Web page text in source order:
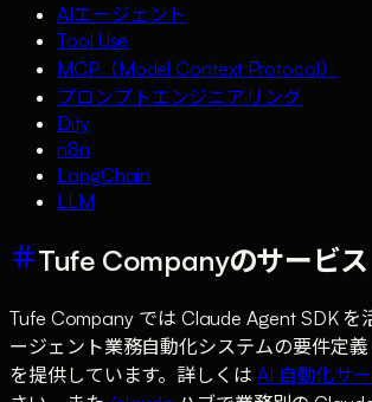
AIエージェント
Tool Use
MCP（Model Context Protocol）
プロンプトエンジニアリング
Dify
n8n
LangChain
LLM
Tufe Companyのサービス
Tufe Company では Claude Agent SDK を
ージェント業務自動化システムの要件定
を提供しています。詳しくは AI 自動化サ